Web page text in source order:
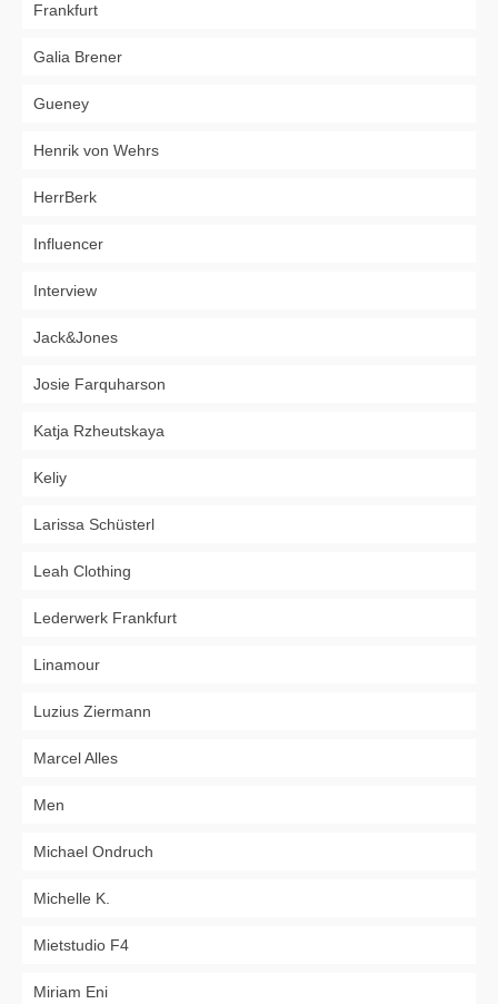
Frankfurt
Galia Brener
Gueney
Henrik von Wehrs
HerrBerk
Influencer
Interview
Jack&Jones
Josie Farquharson
Katja Rzheutskaya
Keliy
Larissa Schüsterl
Leah Clothing
Lederwerk Frankfurt
Linamour
Luzius Ziermann
Marcel Alles
Men
Michael Ondruch
Michelle K.
Mietstudio F4
Miriam Eni